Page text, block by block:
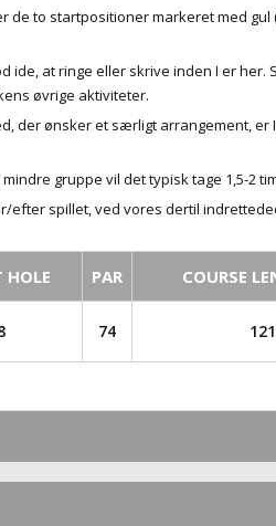
de to startpositioner markeret med gul
ide, at ringe eller skrive inden I er her.
øvrige aktiviteter.
der ønsker et særligt arrangement, er
gruppe vil det typisk tage 1,5-2
efter spillet, ved vores dertil
HOLE PAR COURSE
74